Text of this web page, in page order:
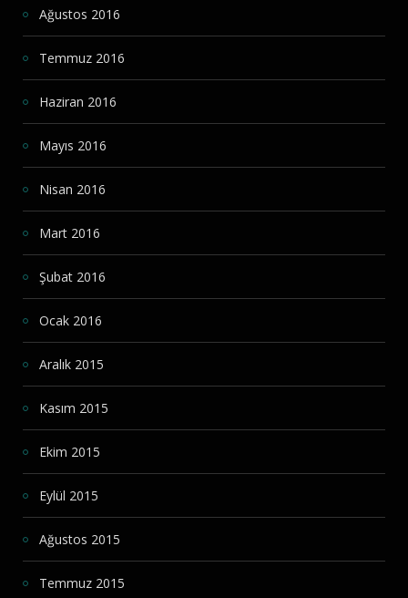
Ağustos 2016
Temmuz 2016
Haziran 2016
Mayıs 2016
Nisan 2016
Mart 2016
Şubat 2016
Ocak 2016
Aralık 2015
Kasım 2015
Ekim 2015
Eylül 2015
Ağustos 2015
Temmuz 2015